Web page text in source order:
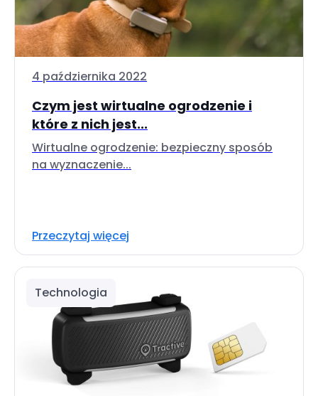
4 października 2022
Czym jest wirtualne ogrodzenie i
które z nich jest...
Wirtualne ogrodzenie: bezpieczny sposób
na wyznaczenie...
Przeczytaj więcej
Technologia